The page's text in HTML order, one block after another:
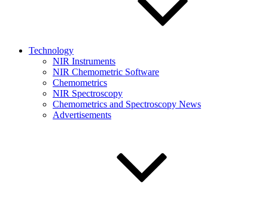
Technology
NIR Instruments
NIR Chemometric Software
Chemometrics
NIR Spectroscopy
Chemometrics and Spectroscopy News
Advertisements